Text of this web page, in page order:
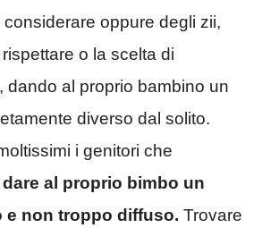
oppure degli zii,
o la scelta di
dando al proprio bambino un
diverso dal solito.
i genitori che
al proprio bimbo un
e non troppo diffuso. Trovare